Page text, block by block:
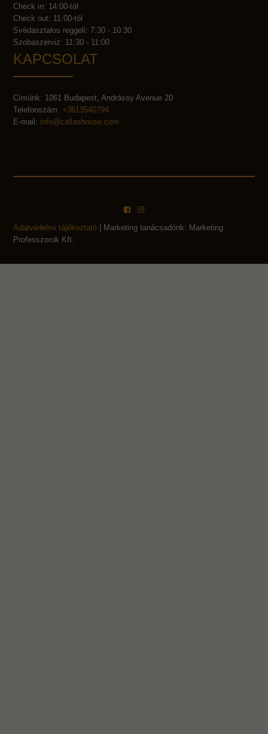
Check in: 14:00-tól
Check out: 11:00-tól
Svédasztalos reggeli: 7:30 - 10:30
Szobaszerviz: 11:30 - 11:00
KAPCSOLAT
Címünk: 1061 Budapest, Andrássy Avenue 20
Telefonszám: +3613540794
E-mail: info@callashouse.com
Adatvédelmi tájékoztató | Marketing tanácsadónk: Marketing
Professzorok Kft.